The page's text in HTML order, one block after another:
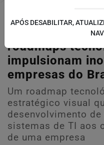
GERAL
Juliane Urbano
roadmaps
impulsionam
empresas do
Um roadmap
estratégico visual
desenvolvimento
sistemas de TI aos
de uma empresa
APÓS DESABILITAR,